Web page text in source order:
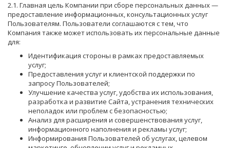
2.1. Главная цель Компании при сборе персональных данных —
предоставление информационных, консультационных услуг
Пользователям. Пользователи соглашаются с тем, что
Компания также может использовать их персональные данные
для:
Идентификация стороны в рамках предоставляемых
услуг;
Предоставления услуг и клиентской поддержки по
запросу Пользователей;
Улучшение качества услуг, удобства их использования,
разработка и развитие Сайта, устранения технических
неполадок или проблем с безопасностью;
Анализ для расширения и совершенствования услуг,
информационного наполнения и рекламы услуг;
Информирования Пользователей об услугах, целевом